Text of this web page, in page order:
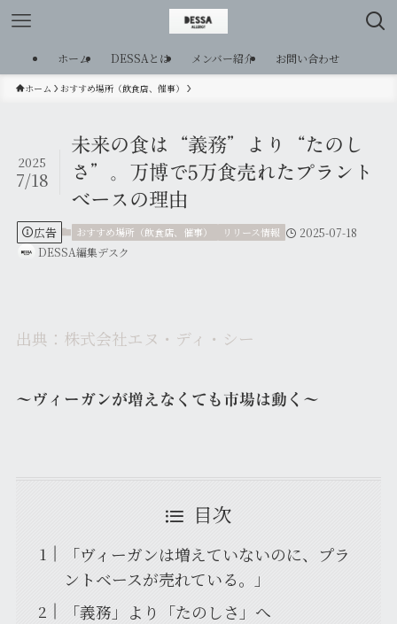
ホーム DESSAとは メンバー紹介 お問い合わせ
ホーム おすすめ場所（飲食店、催事）
未来の食は“義務”より“たのし
さ”。万博で5万食売れたプラント
ベースの理由
2025
7/18
広告 おすすめ場所（飲食店、催事） リリース情報
2025-07-18
DESSA編集デスク
出典：株式会社エヌ・ディ・シー
〜ヴィーガンが増えなくても市場は動く〜
目次
「ヴィーガンは増えていないのに、プラ
ントベースが売れている。」
「義務」より「たのしさ」へ